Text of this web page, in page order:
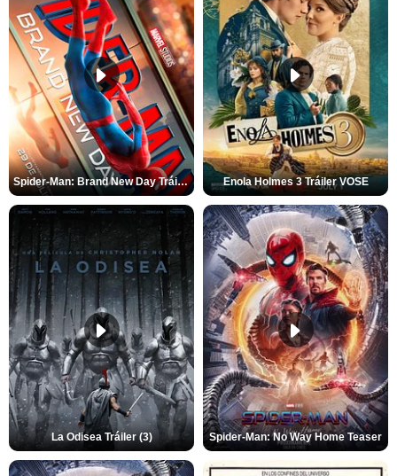
Spider-Man: Brand New Day Tráiler (3) Enola Holmes 3 Tráiler VOSE
La Odisea Tráiler (3) Spider-Man: No Way Home Teaser